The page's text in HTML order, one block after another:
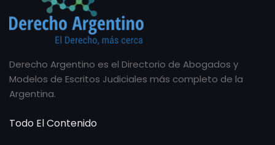
Derecho Argentino es el Directorio de Abogados y
Modelos de Escritos Judiciales más completo de la
Argentina.
Todo El Contenido